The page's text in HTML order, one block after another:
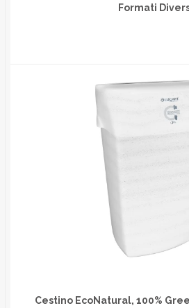
Formati
Cestino EcoNatural, 100%